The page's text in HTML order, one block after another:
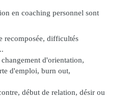
en coaching personnel sont
recomposée, difficultés
d'orientation,
d'emploi, burn out,
début de relation, désir ou